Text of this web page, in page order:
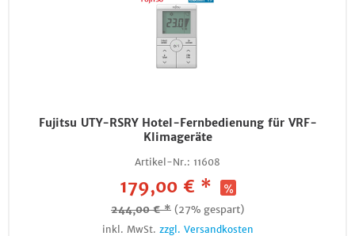
Fujitsu UTY-RSRY Hotel-Fernbedienung für VRF-
Klimageräte
Artikel-Nr.: 11608
179,00 € *
244,00 € * (27% gespart)
inkl. MwSt. zzgl. Versandkosten